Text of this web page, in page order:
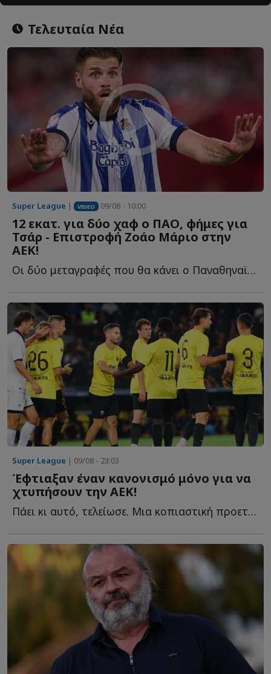
Τελευταία Νέα
Super League | VIDEO 09/08 - 10:00
12 εκατ. για δύο χαφ ο ΠΑΟ, φήμες για
Τσάρ - Επιστροφή Ζοάο Μάριο στην
ΑΕΚ!
Οι δύο μεταγραφές που θα κάνει ο Παναθηναϊκός στη μεσαία γ...
Super League | 09/08 - 23:03
Έφτιαξαν έναν κανονισμό μόνο για να
χτυπήσουν την ΑΕΚ!
Πάει κι αυτό, τελείωσε. Μια κοπιαστική προετοιμασία για τα ...